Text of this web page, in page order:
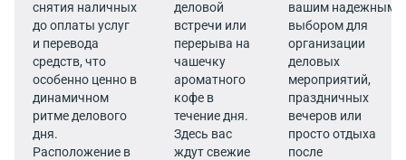
снятия наличных
до оплаты услуг
и перевода
средств, что
особенно ценно в
динамичном
ритме делового
дня.
Расположение в
деловой
встречи или
перерыва на
чашечку
ароматного
кофе в
течение дня.
Здесь вас
ждут свежие
вашим надежным
выбором для
организации
деловых
мероприятий,
праздничных
вечеров или
просто отдыха
после